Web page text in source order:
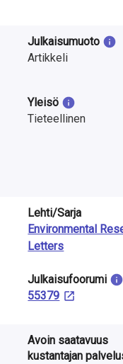
Julkaisumuoto
Artikkeli
Yleisö
Tieteellinen
Lehti/Sarja
Environmental
Letters
Julkaisu­foorumi
55379
Avoin saatavuus
kustantajan